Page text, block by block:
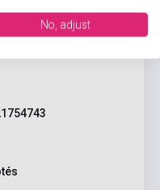
No, adjust